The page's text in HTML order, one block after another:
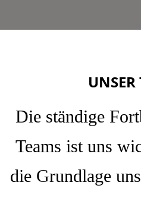
UNSER
Die ständige
Teams ist uns
die Grundlage